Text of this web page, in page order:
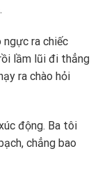
ra chiếc
lầm lũi đi thẳng
ra chào hỏi
động. Ba tôi
chẳng bao